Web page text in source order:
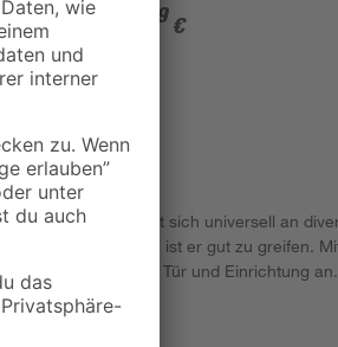
29 €
Aluminium lässt sich universell an
Tiefe von 27 mm ist er gut zu greifen.
unauffällig jeglicher Tür und Einrichtung an.